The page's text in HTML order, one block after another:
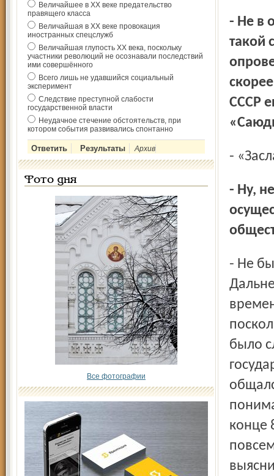
Величайшее в ХХ веке предательство
правящего класса
Величайшая в ХХ веке провокация
иностранных спецслужб
Величайшая глупость ХХ века, поскольку
участники революций не осознавали последствий
ими совершённого
Всего лишь не удавшийся социальный
эксперимент
Следствие преступной слабости
государственной власти
Неудачное стечение обстоятельств, при
котором события развивались спонтанно
Архив
Фото дня
Все фотографии
- Не в обиду будь сказано, но ходил в те годы о Гайдисе
такой
СССР
-
- Ну, не так грубо… Но поговаривали, будто бы вы
- Не было этого! Во-первых, родился я, как и мой отец, на
было
конце